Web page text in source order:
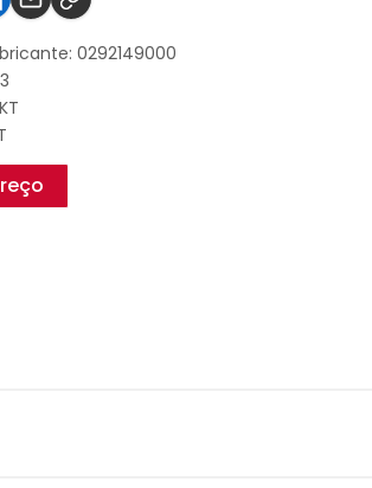
0292149000